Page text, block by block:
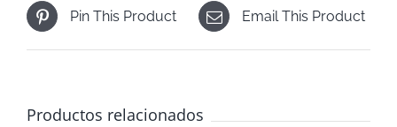
Pin This Product Email This Product
Productos relacionados